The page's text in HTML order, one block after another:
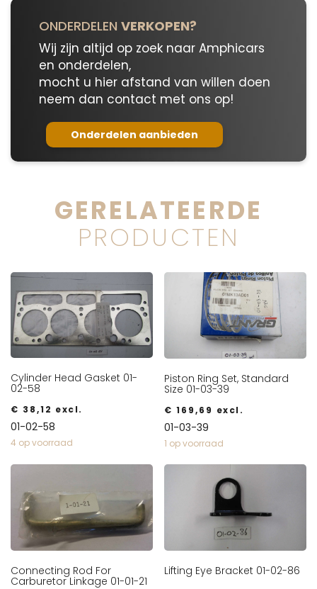
ONDERDELEN VERKOPEN?
Wij zijn altijd op zoek naar Amphicars
en onderdelen,
mocht u hier afstand van willen doen
neem dan contact met ons op!
Onderdelen aanbieden
GERELATEERDE
PRODUCTEN
Cylinder Head Gasket 01-
02-58
€ 38,12 excl.
01-02-58
4 op voorraad
Piston Ring Set, Standard
Size 01-03-39
€ 169,69 excl.
01-03-39
1 op voorraad
Connecting Rod For
Carburetor Linkage 01-01-21
Lifting Eye Bracket 01-02-86